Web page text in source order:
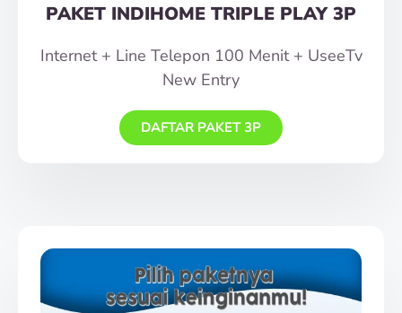
PAKET INDIHOME TRIPLE PLAY 3P
Internet + Line Telepon 100 Menit + UseeTv
New Entry
DAFTAR PAKET 3P